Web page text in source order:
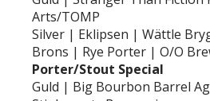
Arts/TOMP
Silver | Eklipsen | Wättle
Brons | Rye Porter | O/O
Porter/Stout Special
Guld | Big Bourbon Barrel